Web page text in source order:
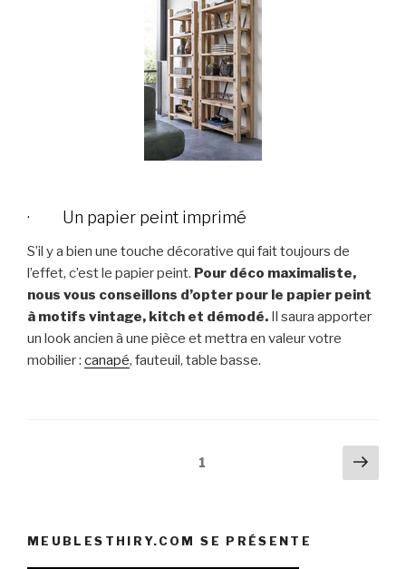
· Un papier peint imprimé
S’il y a bien une touche décorative qui fait toujours de
l’effet, c’est le papier peint. Pour déco maximaliste,
nous vous conseillons d’opter pour le papier peint
à motifs vintage, kitch et démodé. Il saura apporter
un look ancien à une pièce et mettra en valeur votre
mobilier : canapé, fauteuil, table basse.
1
MEUBLESTHIRY.COM SE PRÉSENTE